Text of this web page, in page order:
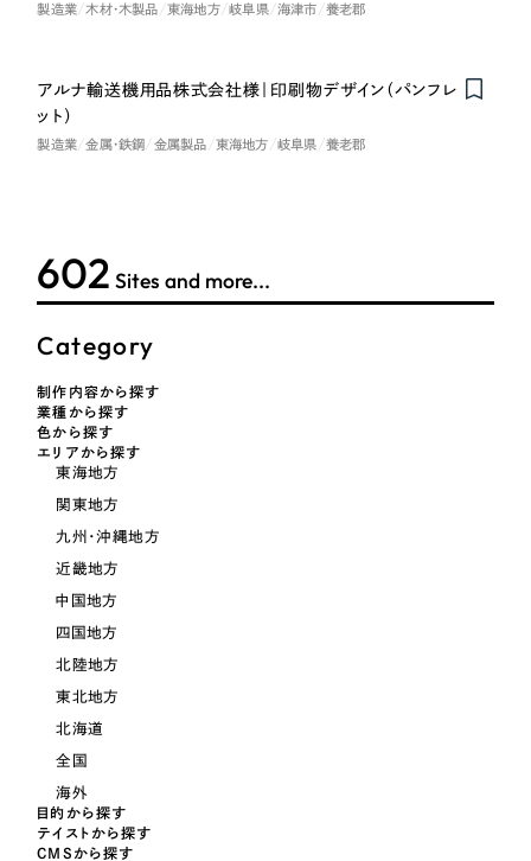
? よくある質問
SEO対策によるアクセス獲得、反響獲得などの"Webマーケティング"から、
リープ・リクルーティング
求人票作成・面接など各種業務代行、採用の仕組み作り支援
完全成功報酬型のスカウト型ハイクラス人材紹介（岐阜・愛知）
Pace
日報ツールで案件ごとの営業利益をリアルタイムに可視化
制作実績
Works
制作実績
全国1,400社以上の支援実績の中から
一部をご紹介します
「反響強化」を目的としたマーケティング代行
リープ・リクルーティング
ウェブアクセシビリティ方針
建設・建築
コンサルティング・調査
人材紹介・派遣
士業
自治体・官公庁
美容・エステ
IT・インターネット
教育
インフラ関連
602 Sites and more...
Category
制作内容から探す
業種から探す
色から探す
エリアから探す
東海地方
関東地方
九州・沖縄地方
近畿地方
中国地方
四国地方
北陸地方
東北地方
北海道
全国
海外
目的から探す
テイストから探す
CMSから探す
製造業 木材・木製品 東海地方 岐阜県 海津市 養老郡
アルナ輸送機用品株式会社様｜印刷物デザイン（パンフレ
ット）
製造業 金属・鉄鋼 金属製品 東海地方 岐阜県 養老郡